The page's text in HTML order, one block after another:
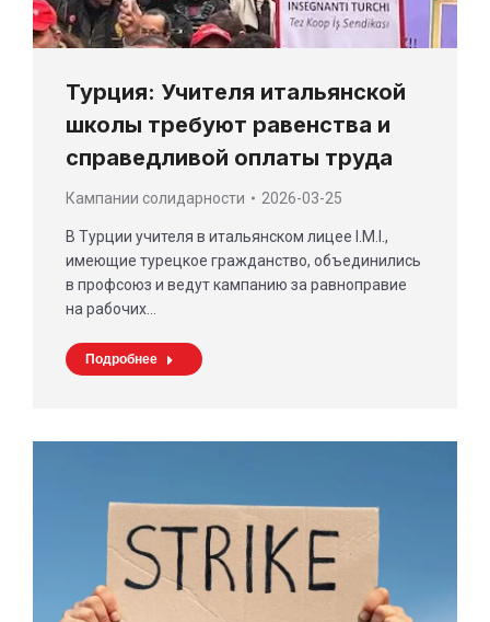
Турция: Учителя итальянской
школы требуют равенства и
справедливой оплаты труда
Кампании солидарности 2026-03-25
В Турции учителя в итальянском лицее I.M.I.,
имеющие турецкое гражданство, объединились
в профсоюз и ведут кампанию за равноправие
на рабочих…
Подробнее